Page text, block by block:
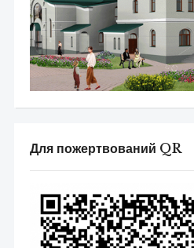
Для пожертвований QR